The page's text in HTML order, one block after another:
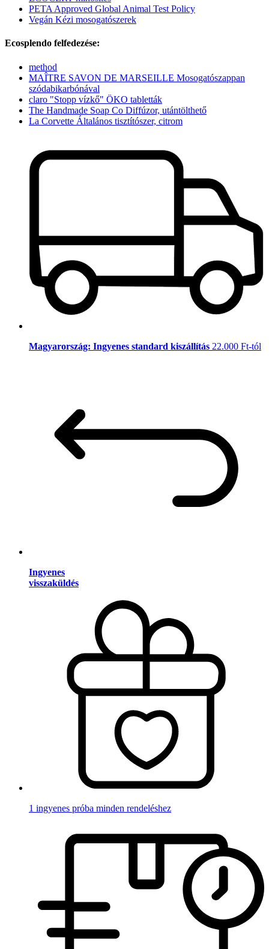
PETA Approved Global Animal Test Policy
Vegán Kézi mosogatószerek
Ecosplendo felfedezése:
method
MAÎTRE SAVON DE MARSEILLE Mosogatószappan
szódabikarbónával
claro "Stopp vízkő" ÖKO tabletták
The Handmade Soap Co Diffúzor, utántölthető
La Corvette Általános tisztítószer, citrom
Magyarország: Ingyenes standard kiszállítás 22.000 Ft-tól
Ingyenes
visszaküldés
1 ingyenes próba minden rendeléshez